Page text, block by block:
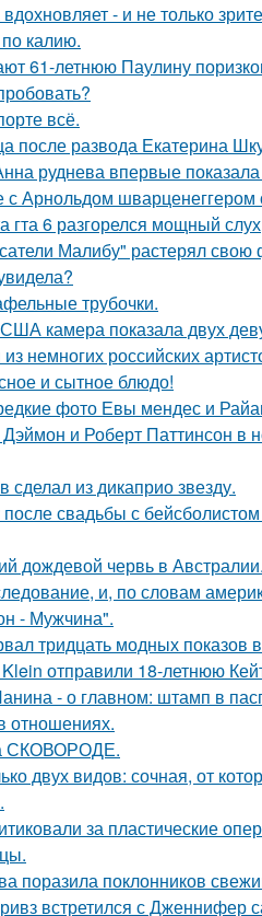
- и не только
калию.
61-летнюю Паулину
всё.
после развода Екатерина
руднева впервые
Арнольдом шварценеггером
гта 6 разгорелся мощный
Малибу" растерял свою
трубочки.
камера показала двух
немногих российских
и сытное блюдо!
фото Евы мендес и
и Роберт Паттинсон в
сделал из дикаприо звезду.
после свадьбы с
дождевой червь в Австралии.
и, по словам
- Мужчина".
тридцать модных
отправили 18-летнюю
- о главном: штамп в
отношениях.
СКОВОРОДЕ.
двух видов: сочная, от
за пластические
поразила поклонников
встретился с Дженнифер